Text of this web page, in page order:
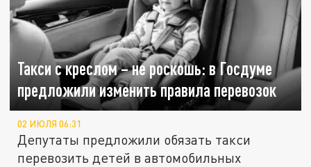
Такси с креслом – не роскошь: в Госдуме
предложили изменить правила перевозок
02 ИЮЛЯ 06:31
Депутаты предложили обязать такси
перевозить детей в автомобильных